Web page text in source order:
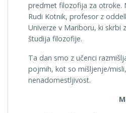
predmet filozofija za otroke.
Rudi Kotnik, profesor z
Univerze v Mariboru, ki skrbi
študija filozofije.
Ta dan smo z učenci
pojmih, kot so mišljenje/
nenadomestljivost.